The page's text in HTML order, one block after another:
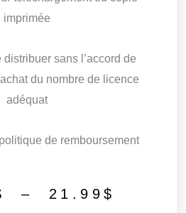
imprimée
distribuer sans l’accord de
achat du nombre de licence
adéquat
de remboursement
– 21.99 $